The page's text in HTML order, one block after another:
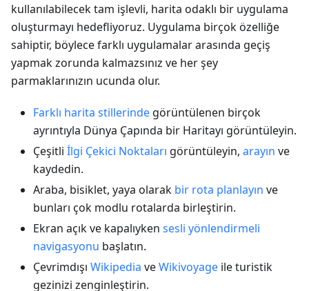
kullanılabilecek tam işlevli, harita odaklı bir uygulama
oluşturmayı hedefliyoruz. Uygulama birçok özelliğe
sahiptir, böylece farklı uygulamalar arasında geçiş
yapmak zorunda kalmazsınız ve her şey
parmaklarınızın ucunda olur.
Farklı harita stillerinde görüntülenen birçok
ayrıntıyla Dünya Çapında bir Haritayı görüntüleyin.
Çeşitli İlgi Çekici Noktaları görüntüleyin, arayın ve
kaydedin.
Araba, bisiklet, yaya olarak bir rota planlayın ve
bunları çok modlu rotalarda birleştirin.
Ekran açık ve kapalıyken sesli yönlendirmeli
navigasyonu başlatın.
Çevrimdışı Wikipedia veWikivoyage ile turistik
gezinizi zenginleştirin.